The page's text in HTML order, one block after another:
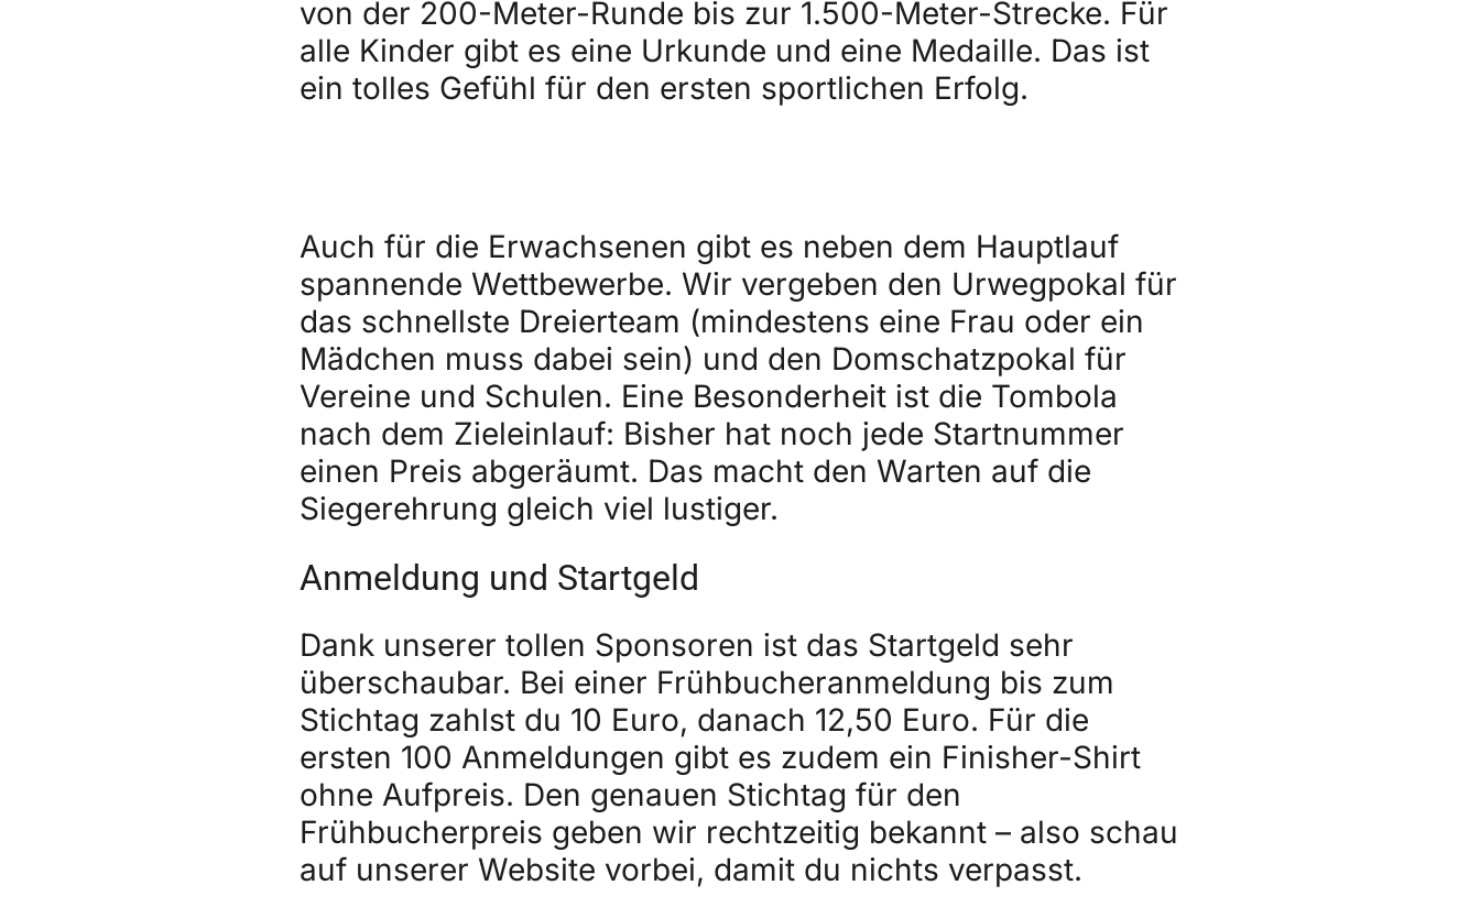
von der 200-Meter-Runde bis zur 1.500-Meter-Strecke. Für
alle Kinder gibt es eine Urkunde und eine Medaille. Das ist
ein tolles Gefühl für den ersten sportlichen Erfolg.
Auch für die Erwachsenen gibt es neben dem Hauptlauf
spannende Wettbewerbe. Wir vergeben den Urwegpokal für
das schnellste Dreierteam (mindestens eine Frau oder ein
Mädchen muss dabei sein) und den Domschatzpokal für
Vereine und Schulen. Eine Besonderheit ist die Tombola
nach dem Zieleinlauf: Bisher hat noch jede Startnummer
einen Preis abgeräumt. Das macht den Warten auf die
Siegerehrung gleich viel lustiger.
Anmeldung und Startgeld
Dank unserer tollen Sponsoren ist das Startgeld sehr
überschaubar. Bei einer Frühbucheranmeldung bis zum
Stichtag zahlst du 10 Euro, danach 12,50 Euro. Für die
ersten 100 Anmeldungen gibt es zudem ein Finisher-Shirt
ohne Aufpreis. Den genauen Stichtag für den
Frühbucherpreis geben wir rechtzeitig bekannt – also schau
auf unserer Website vorbei, damit du nichts verpasst.